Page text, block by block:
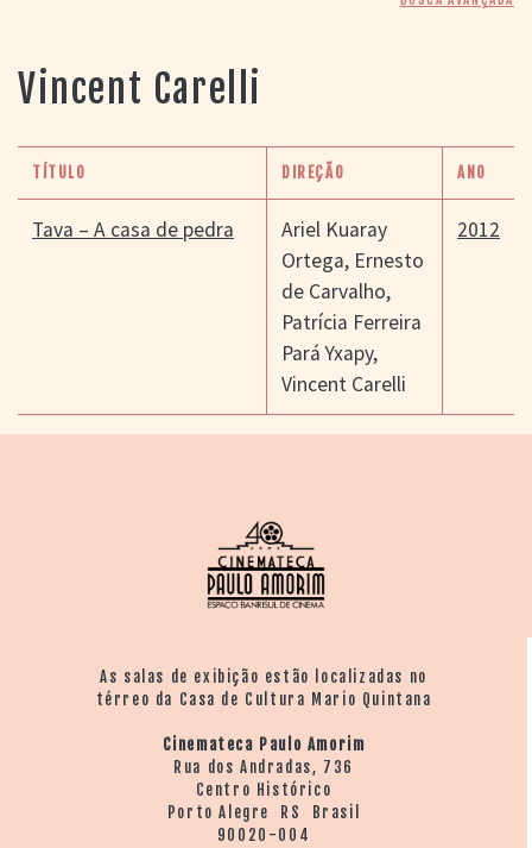
PORTAL DO
CINEMA GAÚCHO
> LISTA DE FILMES
> FILMOGRAFIAS DE
CINEASTAS
Vincent Carelli
TÍTULO DIREÇÃO ANO
Tava – A casa de pedra
Ariel Kuaray
Ortega, Ernesto
de Carvalho,
Patrícia Ferreira
Pará Yxapy,
Vincent Carelli
2012
As salas de exibição estão localizadas no
térreo da Casa de Cultura Mario Quintana
Cinemateca Paulo Amorim
Rua dos Andradas, 736
Centro Histórico
Porto Alegre RS Brasil
90020-004